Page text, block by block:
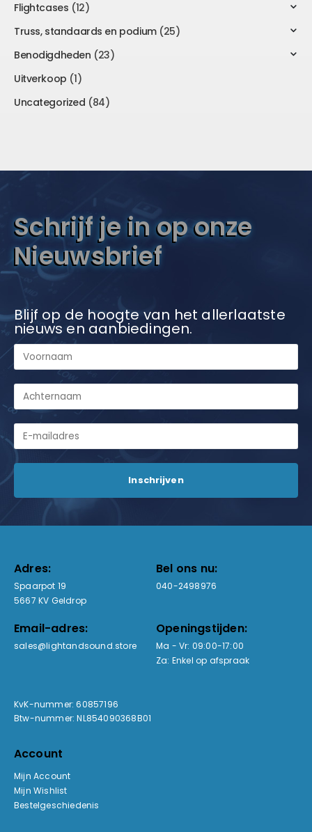
Flightcases (12)
Truss, standaards en podium (25)
Benodigdheden (23)
Uitverkoop (1)
Uncategorized (84)
Schrijf je in op onze
Nieuwsbrief
Blijf op de hoogte van het allerlaatste
nieuws en aanbiedingen.
Adres:
Spaarpot 19
5667 KV Geldrop
Bel ons nu:
040-2498976
Email-adres:
sales@lightandsound.store
Openingstijden:
Ma - Vr: 09:00-17:00
Za: Enkel op afspraak
KvK-nummer: 60857196
Btw-nummer: NL854090368B01
Account
Mijn Account
Mijn Wishlist
Bestelgeschiedenis